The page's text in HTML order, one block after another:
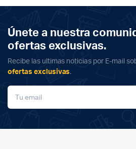
Únete a nuestra
ofertas exclusivas.
Recibe las ultimas noticias por E-mail
ofertas exclusivas.